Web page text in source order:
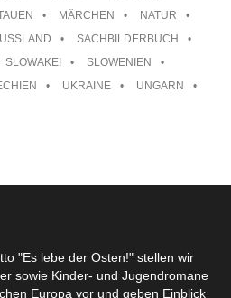
MÄRCHEN
NATUR
SACHBILDERBUCH
SLOWAKEI
SLOWENIEN
UKRAINE
UNGARN
"Es lebe der Osten!" stellen wir
sowie Kinder- und Jugendromane
Europa vor und geben Einblick